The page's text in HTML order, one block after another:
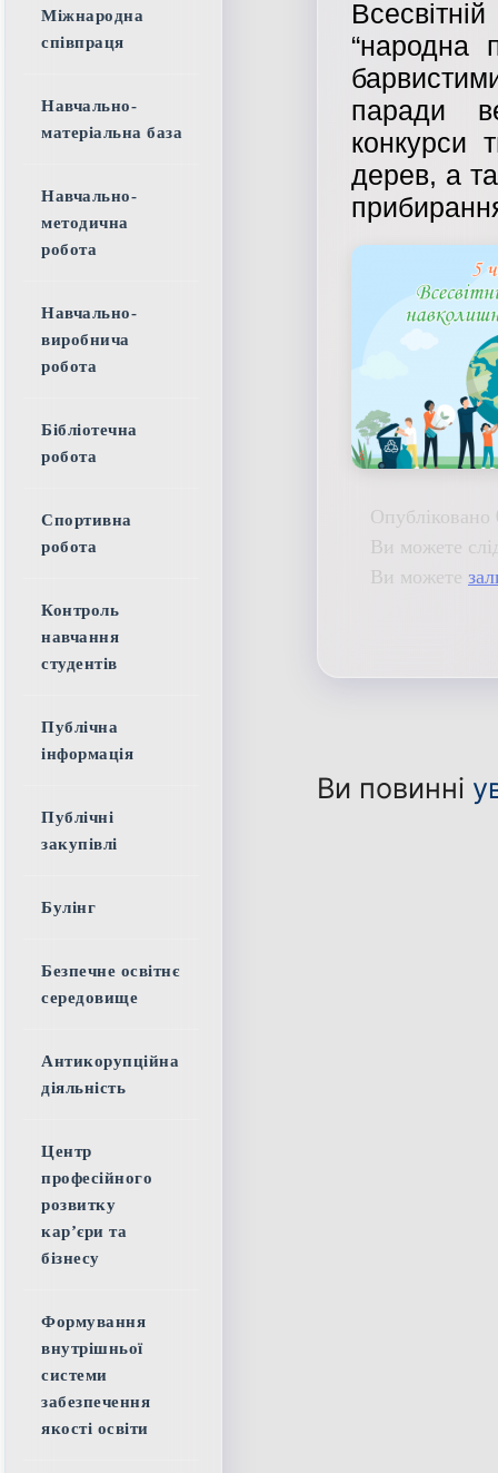
“народна
паради
конкурси
дерев, а
Ви можете
Ви можете
Ви повинні
Міжнародна
співпраця
Навчально-
матеріальна база
Навчально-
методична
робота
Навчально-
виробнича
робота
Бібліотечна
робота
Спортивна
робота
Контроль
навчання
студентів
Публічна
інформація
Публічні
закупівлі
Булінг
Безпечне освітнє
середовище
Антикорупційна
діяльність
Центр
професійного
розвитку
кар’єри та
бізнесу
Формування
внутрішньої
системи
забезпечення
якості освіти